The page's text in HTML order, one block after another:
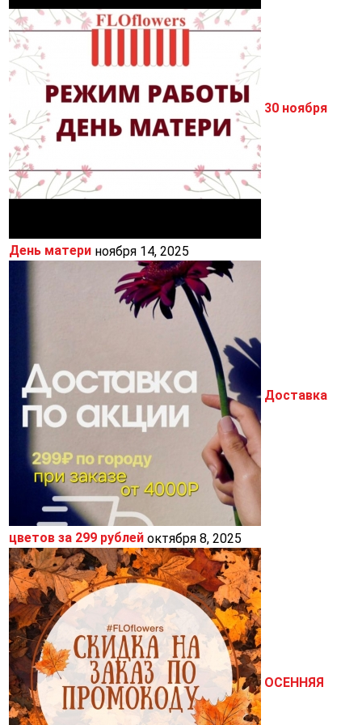
30 ноября
День матери ноября 14, 2025
Доставка
цветов за 299 рублей октября 8, 2025
ОСЕННЯЯ